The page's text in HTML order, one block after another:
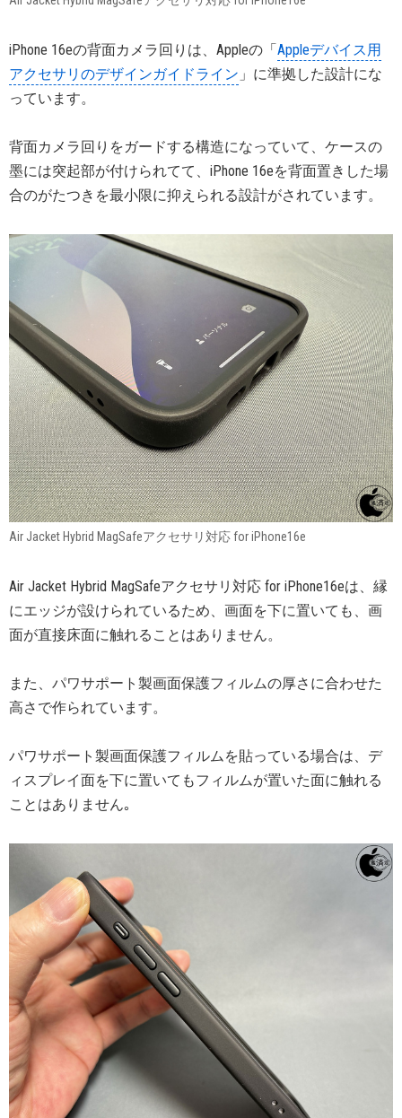
iPhone 16eの背面カメラ回りは、Appleの「 Appleデバイス用
アクセサリのデザインガイドライン 」に準拠した設計にな
っています。
背面カメラ回りをガードする構造になっていて、ケースの
墨には突起部が付けられてて、iPhone 16eを背面置きした場
合のがたつきを最小限に抑えられる設計がされています。
Air Jacket Hybrid MagSafeアクセサリ対応 for iPhone16e
Air Jacket Hybrid MagSafeアクセサリ対応 for iPhone16eは、縁
にエッジが設けられているため、画面を下に置いても、画
面が直接床面に触れることはありません。
また、パワサポート製画面保護フィルムの厚さに合わせた
高さで作られています。
パワサポート製画面保護フィルムを貼っている場合は、デ
ィスプレイ面を下に置いてもフィルムが置いた面に触れる
ことはありません｡